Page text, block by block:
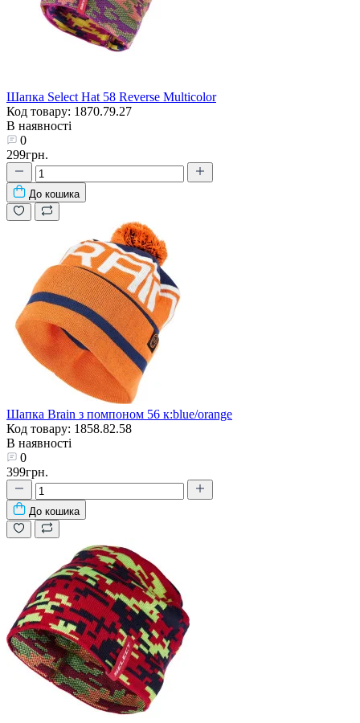
Шапка Select Hat 58 Reverse Multicolor
Код товару: 1870.79.27
В наявності
0
299грн.
До кошика
Шапка Brain з помпоном 56 к:blue/orange
Код товару: 1858.82.58
В наявності
0
399грн.
До кошика